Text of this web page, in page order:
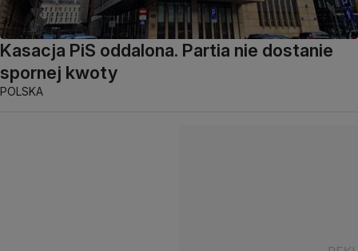
Kasacja PiS oddalona. Partia nie dostanie
spornej kwoty
POLSKA